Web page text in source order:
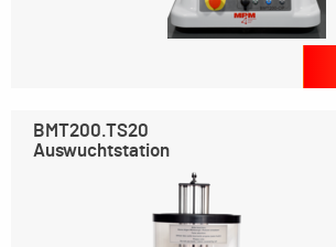
BMT200.TS20
Auswuchtstation